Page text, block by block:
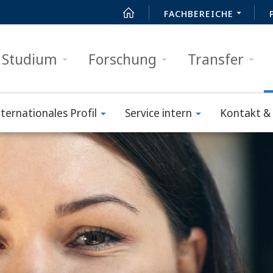
FACHBEREICHE
Studium Forschung Transfer
Profil Service intern Kontakt &